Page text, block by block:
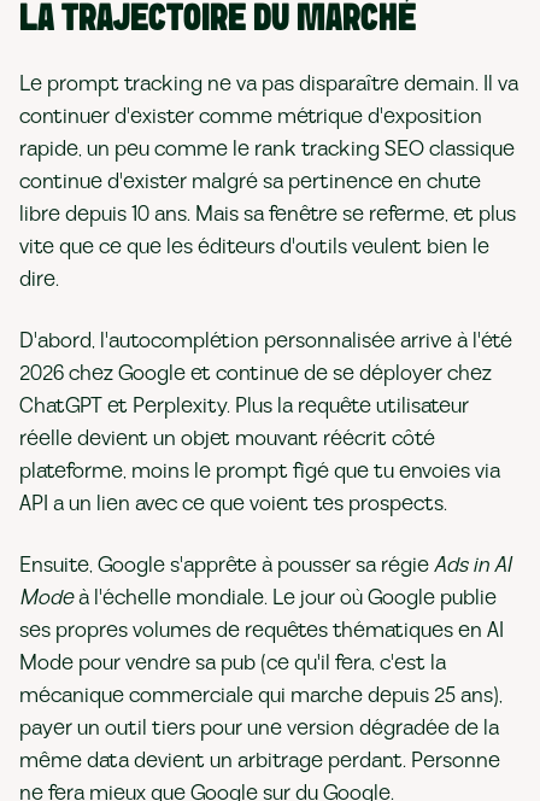
LA TRAJECTOIRE DU MARCHÉ
Le prompt tracking ne va pas disparaître demain. Il va
continuer d'exister comme métrique d'exposition
rapide, un peu comme le rank tracking SEO classique
continue d'exister malgré sa pertinence en chute
libre depuis 10 ans. Mais sa fenêtre se referme, et plus
vite que ce que les éditeurs d'outils veulent bien le
dire.
D'abord, l'autocomplétion personnalisée arrive à l'été
2026 chez Google et continue de se déployer chez
ChatGPT et Perplexity. Plus la requête utilisateur
réelle devient un objet mouvant réécrit côté
plateforme, moins le prompt figé que tu envoies via
API a un lien avec ce que voient tes prospects.
Ensuite, Google s'apprête à pousser sa régieAds in AI
Modeà l'échelle mondiale. Le jour où Google publie
ses propres volumes de requêtes thématiques en AI
Mode pour vendre sa pub (ce qu'il fera, c'est la
mécanique commerciale qui marche depuis 25 ans),
payer un outil tiers pour une version dégradée de la
même data devient un arbitrage perdant. Personne
ne fera mieux que Google sur du Google.